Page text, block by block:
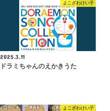
よこざわけい子
2025.3.11
ドラミちゃんのえかきうた
よこざわけい子